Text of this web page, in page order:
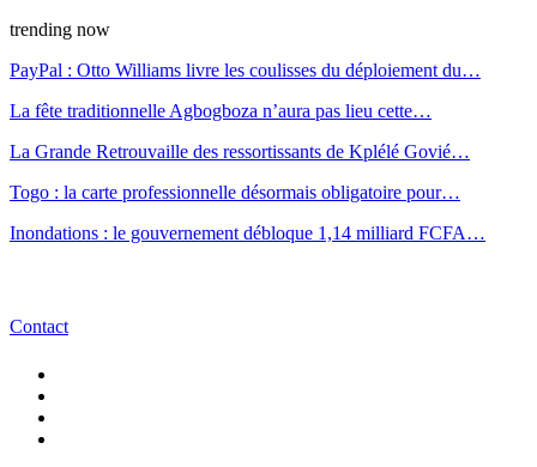
trending now
PayPal : Otto Williams livre les coulisses du déploiement du…
La fête traditionnelle Agbogboza n’aura pas lieu cette…
La Grande Retrouvaille des ressortissants de Kplélé Govié…
Togo : la carte professionnelle désormais obligatoire pour…
Inondations : le gouvernement débloque 1,14 milliard FCFA…
Contact